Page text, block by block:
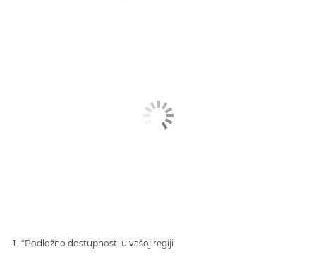
*Podložno dostupnosti u vašoj regiji